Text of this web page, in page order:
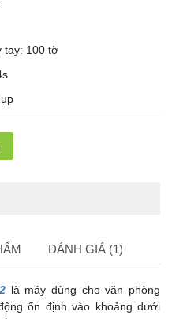
tay: 100 tờ
ĐÁNH GIÁ (1)
là máy dùng cho văn phòng
ổn định vào khoảng dưới